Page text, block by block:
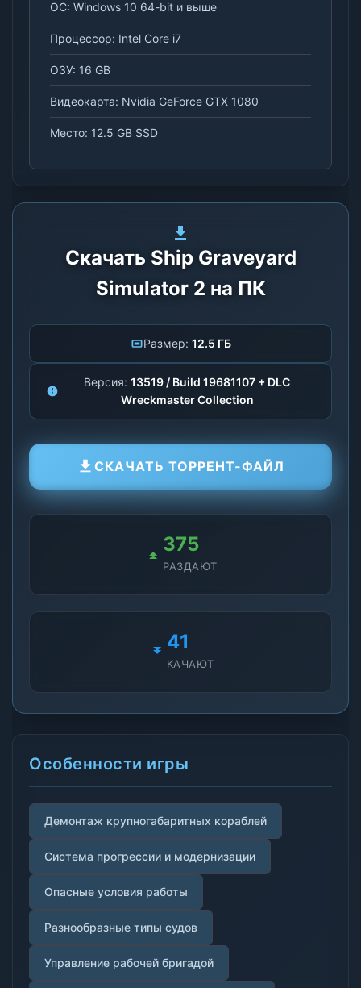
ОС: Windows 10 64-bit и выше
Процессор: Intel Core i7
ОЗУ: 16 GB
Видеокарта: Nvidia GeForce GTX 1080
Место: 12.5 GB SSD
Скачать Ship Graveyard
Simulator 2 на ПК
Размер: 12.5 ГБ
Версия: 13519 / Build 19681107 + DLC
Wreckmaster Collection
СКАЧАТЬ ТОРРЕНТ-ФАЙЛ
381
РАЗДАЮТ
43
КАЧАЮТ
Особенности игры
Демонтаж крупногабаритных кораблей
Система прогрессии и модернизации
Опасные условия работы
Разнообразные типы судов
Управление рабочей бригадой